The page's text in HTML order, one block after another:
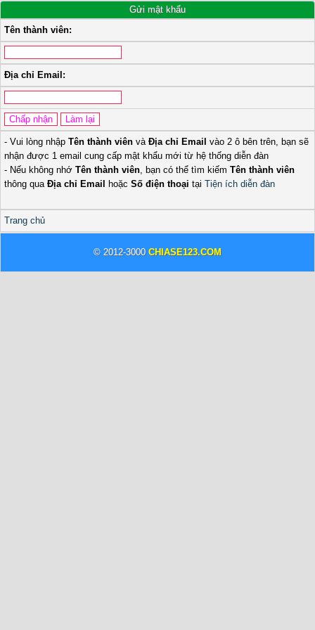
Gửi mật khẩu
Tên thành viên:
Địa chỉ Email:
- Vui lòng nhập Tên thành viên và Địa chỉ Email vào 2 ô bên trên, bạn sẽ
nhận được 1 email cung cấp mật khẩu mới từ hệ thống diễn đàn
- Nếu không nhớ Tên thành viên, bạn có thể tìm kiếm Tên thành viên
thông qua Địa chỉ Email hoặc Số điện thoại tại Tiện ích diễn đàn
Trang chủ
© 2012-3000 CHIASE123.COM